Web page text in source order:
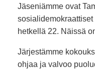
Jäseniämme ovat
hetkellä 22. Näissä
Järjestämme
ohjaa ja valvoo